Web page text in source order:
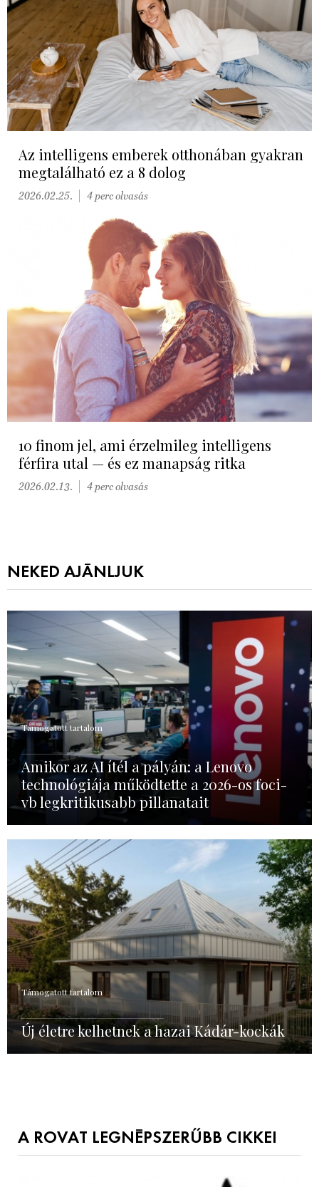
Az intelligens emberek otthonában gyakran
megtalálható ez a 8 dolog
2026.02.25. 4 perc olvasás
10 finom jel, ami érzelmileg intelligens
férfira utal — és ez manapság ritka
2026.02.13. 4 perc olvasás
NEKED AJÁNLJUK
Támogatott tartalom
Amikor az AI ítél a pályán: a Lenovo
technológiája működtette a 2026-os foci-
vb legkritikusabb pillanatait
Támogatott tartalom
Új életre kelhetnek a hazai Kádár-kockák
A ROVAT LEGNÉPSZERŰBB CIKKEI